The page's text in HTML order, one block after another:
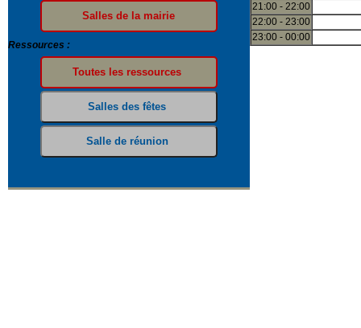
Ressources :
21:00 - 22:00
22:00 - 23:00
23:00 - 00:00